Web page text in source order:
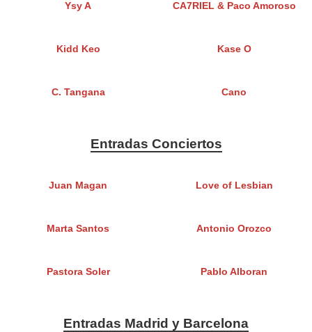
Ysy A CA7RIEL & Paco Amoroso
Kidd Keo Kase O
C. Tangana Cano
Entradas Conciertos
Juan Magan Love of Lesbian
Marta Santos Antonio Orozco
Pastora Soler Pablo Alboran
Entradas Madrid y Barcelona